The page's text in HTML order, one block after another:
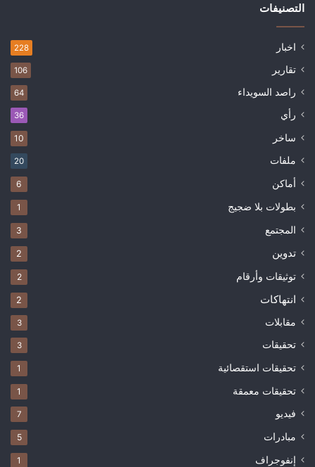
التصنيفات
اخبار 228
تقارير 106
راصد السويداء 64
رأي 36
ساخر 10
ملفات 20
أماكن 6
بطولات بلا ضجيج 1
المجتمع 3
تدوين 2
توثيقات وأرقام 2
انتهاكات 2
مقابلات 3
تحقيقات 3
تحقيقات استقصائية 1
تحقيقات معمقة 1
فيديو 7
مبادرات 5
إنفوجراف 1